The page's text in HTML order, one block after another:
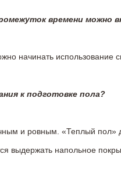
времени можно
начинать
к подготовке пола?
и ровным. «Теплый пол»
выдержать напольное